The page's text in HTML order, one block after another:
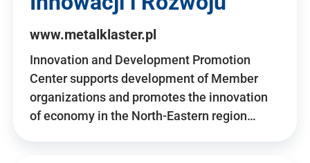
www.metalklaster.pl
Innovation and Development Promotion
Center supports development of Member
organizations and promotes the innovation
of economy in the North-Eastern region…